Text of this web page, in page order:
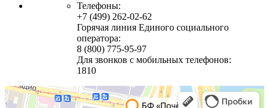
Телефоны:
+7 (499) 262-02-62
Горячая линия Единого социального
оператора:
8 (800) 775-95-97
Для звонков с мобильных телефонов:
1810